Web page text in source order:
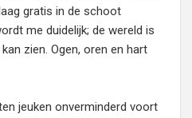
gratis in de schoot
me duidelijk; de wereld is
zien. Ogen, oren en hart
jeuken onverminderd voort